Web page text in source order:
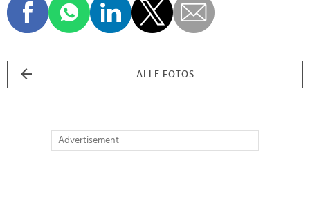
ALLE FOTOS
Advertisement